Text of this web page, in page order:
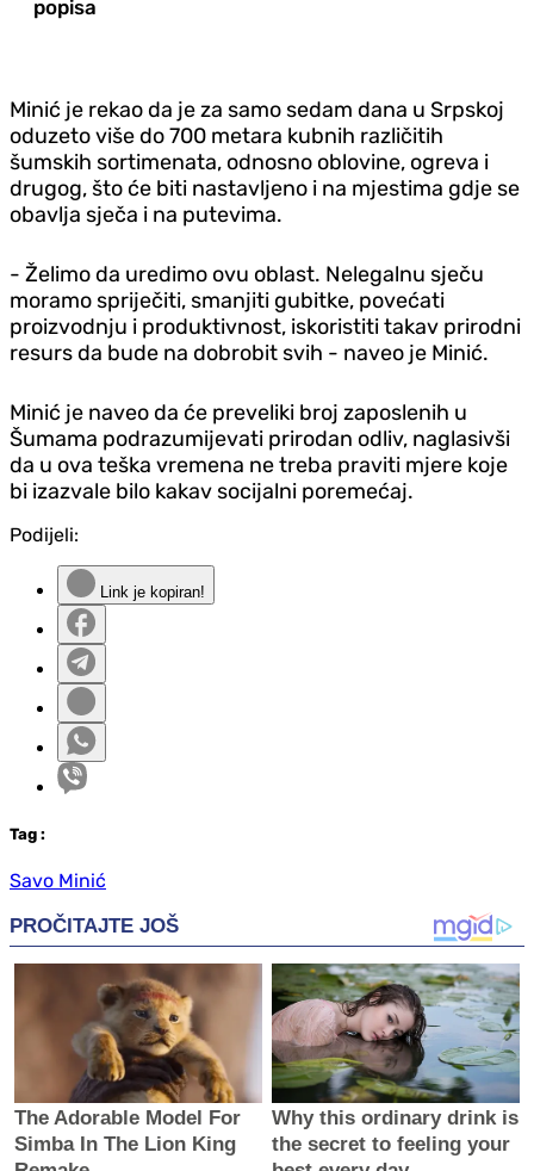
popisa
Minić je rekao da je za samo sedam dana u Srpskoj
oduzeto više do 700 metara kubnih različitih
šumskih sortimenata, odnosno oblovine, ogreva i
drugog, što će biti nastavljeno i na mjestima gdje se
obavlja sječa i na putevima.
- Želimo da uredimo ovu oblast. Nelegalnu sječu
moramo spriječiti, smanjiti gubitke, povećati
proizvodnju i produktivnost, iskoristiti takav prirodni
resurs da bude na dobrobit svih - naveo je Minić.
Minić je naveo da će preveliki broj zaposlenih u
Šumama podrazumijevati prirodan odliv, naglasivši
da u ova teška vremena ne treba praviti mjere koje
bi izazvale bilo kakav socijalni poremećaj.
Podijeli:
Link je kopiran!
Tag :
Savo Minić